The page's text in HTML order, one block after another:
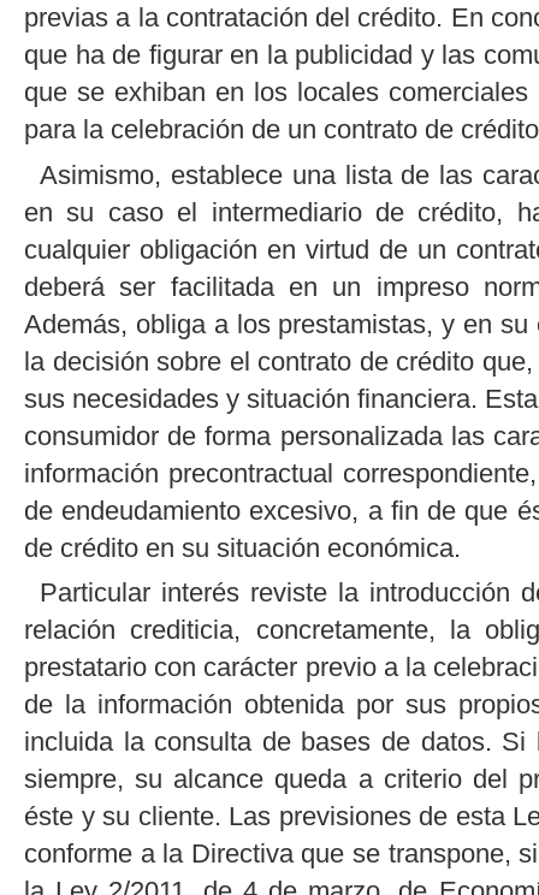
previas a la contratación del crédito. En
que ha de figurar en la publicidad y las
que se exhiban en los locales
para la celebración de un contrato de
Asimismo, establece una lista de las
en su caso el intermediario de crédito,
cualquier obligación en virtud de un
deberá ser facilitada en un impreso
Además, obliga a los prestamistas, y en
la decisión sobre el contrato de crédito
sus necesidades y situación financiera.
consumidor de forma personalizada las
información precontractual
de endeudamiento excesivo, a fin de que
de crédito en su situación económica.
Particular interés reviste la introducción
relación crediticia, concretamente, la
prestatario con carácter previo a la
de la información obtenida por sus
incluida la consulta de bases de datos.
siempre, su alcance queda a criterio del
éste y su cliente. Las previsiones de esta
conforme a la Directiva que se transpone,